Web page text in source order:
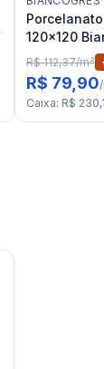
120x120
Satin RET
R$ 112,37/m²
R$ 79,90/
Caixa: R$